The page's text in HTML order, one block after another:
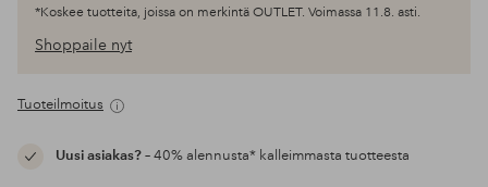
*Koskee tuotteita, joissa on merkintä OUTLET. Voimassa 11.8. asti.
Shoppaile nyt
Tuoteilmoitus
Uusi asiakas?– 40% alennusta* kalleimmasta tuotteesta